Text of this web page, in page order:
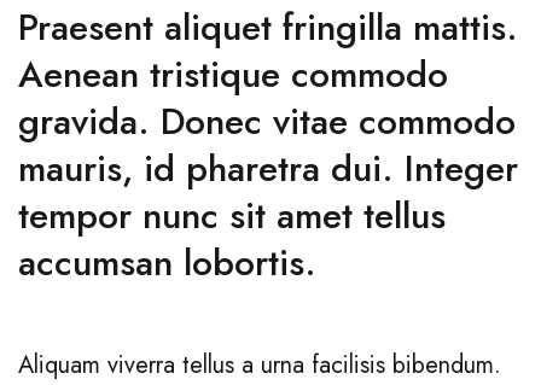
Praesent aliquet fringilla mattis.
Aenean tristique commodo
gravida. Donec vitae commodo
mauris, id pharetra dui. Integer
tempor nunc sit amet tellus
accumsan lobortis.
Aliquam viverra tellus a urna facilisis bibendum.